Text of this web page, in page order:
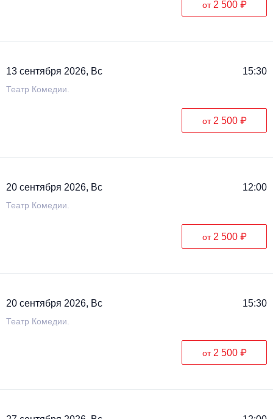
от 2 500 ₽
13 сентября 2026, Вс 15:30
Театр Комедии.
от 2 500 ₽
20 сентября 2026, Вс 12:00
Театр Комедии.
от 2 500 ₽
20 сентября 2026, Вс 15:30
Театр Комедии.
от 2 500 ₽